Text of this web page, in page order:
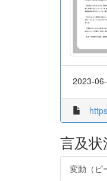
2023-
言及状
変動（ピ